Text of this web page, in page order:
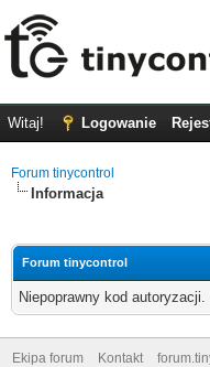
Witaj! Logowanie
Forum tinycontrol
Informacja
Forum tinycontrol
Niepoprawny kod
Ekipa forum Kontakt